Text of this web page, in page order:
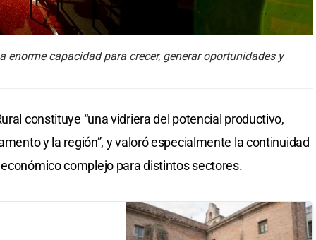
enorme capacidad para crecer, generar oportunidades y
constituye “una vidriera del potencial productivo,
y la región”, y valoró especialmente la continuidad
complejo para distintos sectores.